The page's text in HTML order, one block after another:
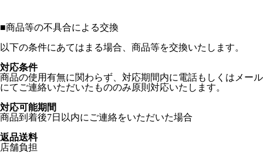
■商品等の不具合による交換
以下の条件にあてはまる場合、商品等を交換いたします。
対応条件
商品の使用有無に関わらず、対応期間内に電話もしくはメール
にてご連絡いただいたもののみ原則対応いたします。
対応可能期間
商品到着後7日以内にご連絡をいただいた場合
返品送料
店舗負担